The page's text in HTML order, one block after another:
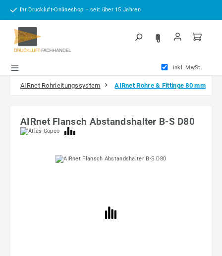
Zum Hauptinhalt springen
Ihr Druckluft-Onlineshop – seit über 15 Jahren
inkl. MwSt.
AIRnet Rohrleitungssystem AIRnet Rohre & Fittinge 80 mm
AIRnet Flansch Abstandshalter B-S D80
Bildergalerie überspringen